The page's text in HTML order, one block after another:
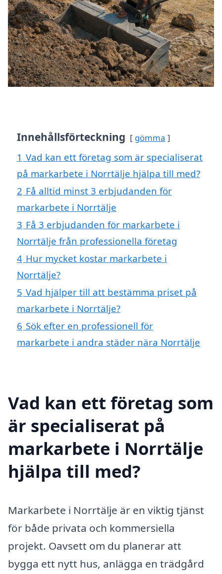
Innehållsförteckning gömma
1 Vad kan ett företag som är specialiserat
på markarbete i Norrtälje hjälpa till med?
2 Få alltid minst 3 erbjudanden för
markarbete i Norrtälje
3 Få 3 erbjudanden för markarbete i
Norrtälje från professionella företag
4 Hur mycket kostar markarbete i
Norrtälje?
5 Vad hjälper till att bestämma priset på
markarbete i Norrtälje?
6 Sök efter en professionell för
markarbete i andra städer nära Norrtälje
Vad kan ett företag som
är specialiserat på
markarbete i Norrtälje
hjälpa till med?
Markarbete i Norrtälje är en viktig tjänst
för både privata och kommersiella
projekt. Oavsett om du planerar att
bygga ett nytt hus, anlägga en trädgård